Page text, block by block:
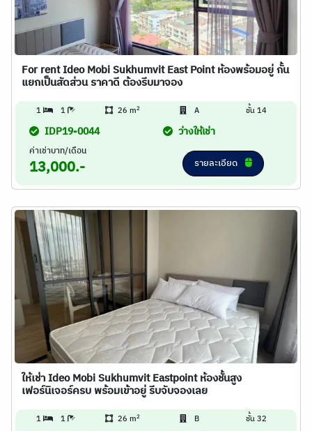
For rent Ideo Mobi Sukhumvit East Point ห้องพร้อมอยู่ กั้น
แยกเป็นสัดส่วน ราคาดี ต้องรีบมาจอง
1 1 26 m2 A ชั้น 14
IDP19-0044 ว่างให้เช่า
ค่าเช่าบาท/เดือน
13,000.- รายละเอียด
ให้เช่า Ideo Mobi Sukhumvit Eastpoint ห้องชั้นสูง
เฟอร์นิเจอร์ครบ พร้อมเข้าอยู่ รีบจับจองเลย
1 1 26 m2 B ชั้น 32